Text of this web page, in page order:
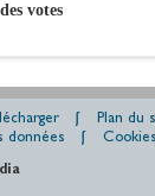
votes
Plan du
données Cookies